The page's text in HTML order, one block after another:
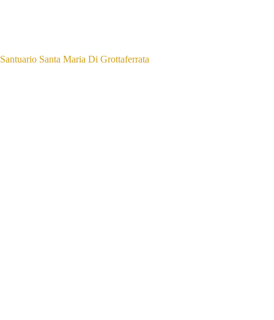
Santuario Santa Maria Di Grottaferrata